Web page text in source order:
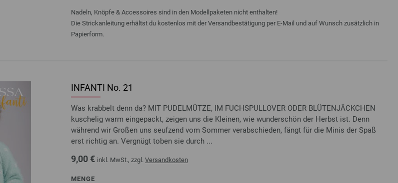
Nadeln, Knöpfe & Accessoires sind in den Modellpaketen nicht enthalten!
Die Strickanleitung erhältst du kostenlos mit der Versandbestätigung per E-Mail und auf Wunsch zusätzlich in
Papierform.
INFANTI No. 21
Was krabbelt denn da? MIT PUDELMÜTZE, IM FUCHSPULLOVER ODER BLÜTENJÄCKCHEN
kuschelig warm eingepackt, zeigen uns die Kleinen, wie wunderschön der Herbst ist. Denn
während wir Großen uns seufzend vom Sommer verabschieden, fängt für die Minis der Spaß
erst richtig an. Vergnügt toben sie durch ...
9,00 € inkl. MwSt., zzgl. Versandkosten
MENGE